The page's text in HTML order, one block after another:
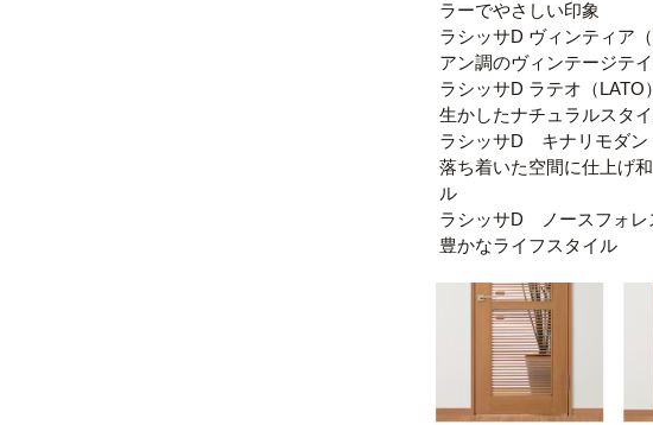
ラーでやさしい印象
ラシッサD ヴィンティア
アン調のヴィンテージテ
ラシッサD ラテオ（LATO
生かしたナチュラルスタ
ラシッサD キナリモダ
落ち着いた空間に仕上げ
ル
ラシッサD ノースフォ
豊かなライフスタイル